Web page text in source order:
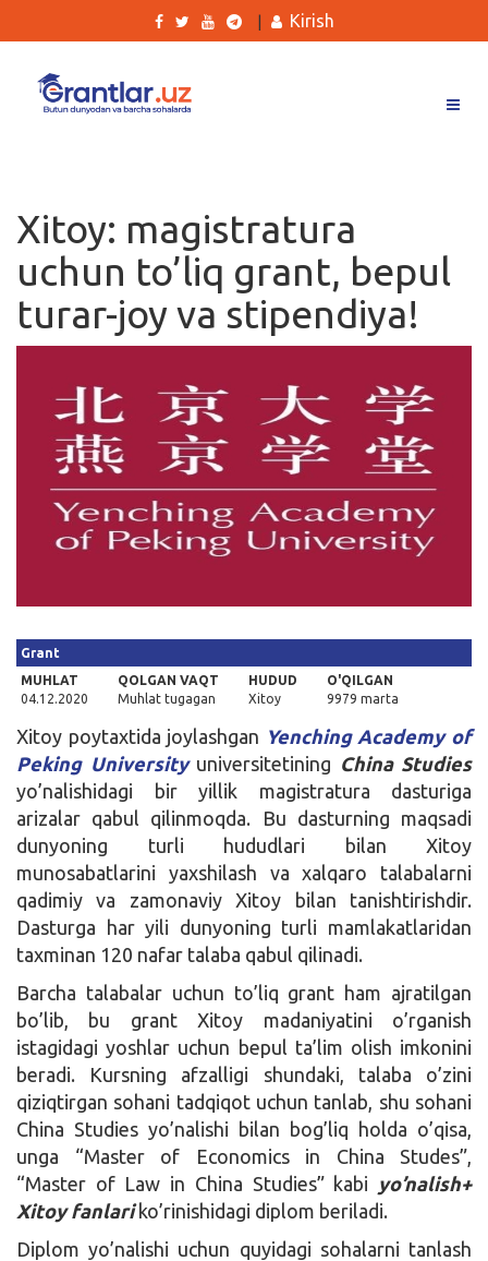
Ishlar
Kurslar
Blog
Kirish
Kirish
Xitoy: magistratura
uchun to’liq grant, bepul
turar-joy va stipendiya!
Grant
MUHLAT
04.12.2020
QOLGAN VAQT
Muhlat tugagan
HUDUD
Xitoy
O'QILGAN
9979 marta
Xitoy poytaxtida joylashgan Yenching Academy of
Peking Universityuniversitetining China Studies
yo’nalishidagi bir yillik magistratura dasturiga
arizalar qabul qilinmoqda. Bu dasturning maqsadi
dunyoning turli hududlari bilan Xitoy
munosabatlarini yaxshilash va xalqaro talabalarni
qadimiy va zamonaviy Xitoy bilan tanishtirishdir.
Dasturga har yili dunyoning turli mamlakatlaridan
taxminan 120 nafar talaba qabul qilinadi.
Barcha talabalar uchun to’liq grant ham ajratilgan
bo’lib, bu grant Xitoy madaniyatini o’rganish
istagidagi yoshlar uchun bepul ta’lim olish imkonini
beradi. Kursning afzalligi shundaki, talaba o’zini
qiziqtirgan sohani tadqiqot uchun tanlab, shu sohani
China Studies yo’nalishi bilan bog’liq holda o’qisa,
unga “Master of Economics in China Studes”,
“Master of Law in China Studies” kabi yo’nalish+
Xitoy fanlariko’rinishidagi diplom beriladi.
Diplom yo’nalishi uchun quyidagi sohalarni tanlash